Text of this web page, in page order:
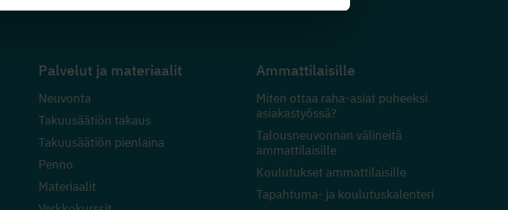
Palvelut ja materiaalit
Neuvonta
Takuusäätiön takaus
Takuusäätiön pienlaina
Penno
Materiaalit
Ammattilaisille
Miten ottaa raha-asiat puheeksi
asiakastyössä?
Talousneuvonnan välineitä
ammattilaisille
Koulutukset ammattilaisille
Tapahtuma- ja koulutuskalenteri